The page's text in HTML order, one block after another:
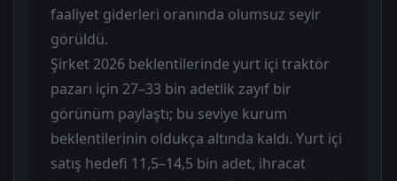
faaliyet giderleri oranında olumsuz seyir
görüldü.
Şirket 2026 beklentilerinde yurt içi traktör
pazarı için 27–33 bin adetlik zayıf bir
görünüm paylaştı; bu seviye kurum
beklentilerinin oldukça altında kaldı. Yurt içi
satış hedefi 11,5–14,5 bin adet, ihracat